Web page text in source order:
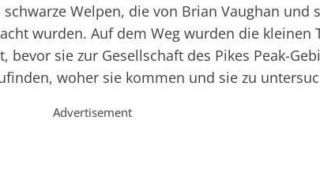
Welpen, die von Brian Vaughan und
wurden. Auf dem Weg wurden die kleinen
sie zur Gesellschaft des Pikes Peak-
woher sie kommen und sie zu
Advertisement